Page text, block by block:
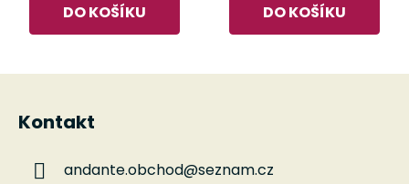
DO KOŠÍKU DO KOŠÍKU
Z
Kontakt
andante.obchod@seznam.cz